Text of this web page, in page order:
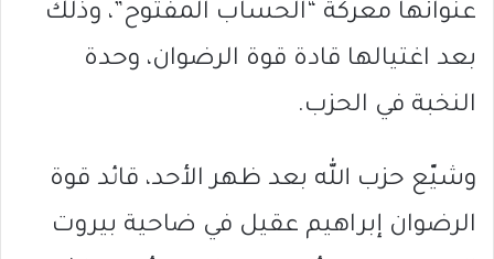
عنوانها معركة “الحساب المفتوح”، وذلك
بعد اغتيالها قادة قوة الرضوان، وحدة
النخبة في الحزب.
وشيّع حزب الله بعد ظهر الأحد، قائد قوة
الرضوان إبراهيم عقيل في ضاحية بيروت